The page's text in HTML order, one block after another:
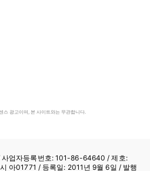
스 광고이며, 본 사이트와는 무관합니다.
사업자등록번호: 101-86-64640 / 제호:
아01771 / 등록일: 2011년 9월 6일 / 발행